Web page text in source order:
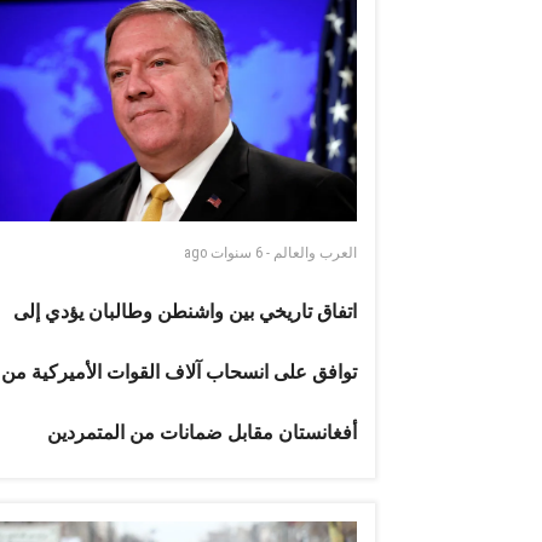
العرب والعالم - 6 سنوات ago
اتفاق تاريخي بين واشنطن وطالبان يؤدي إلى
توافق على انسحاب آلاف القوات الأميركية من
أفغانستان مقابل ضمانات من المتمردين